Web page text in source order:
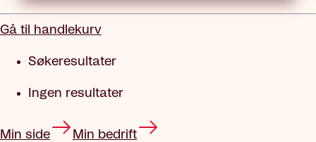
Gå til handlekurv
Søkeresultater
Ingen resultater
Min side Min bedrift